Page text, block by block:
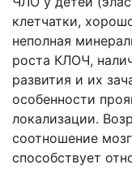
клетчатки,
неполная
роста КЛОЧ,
развития и их
особенности
локализации.
соотношение
способствует